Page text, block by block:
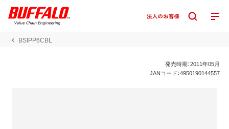
BSIPP6CBL
発売時期：2011年05月
JANコード：4950190144557